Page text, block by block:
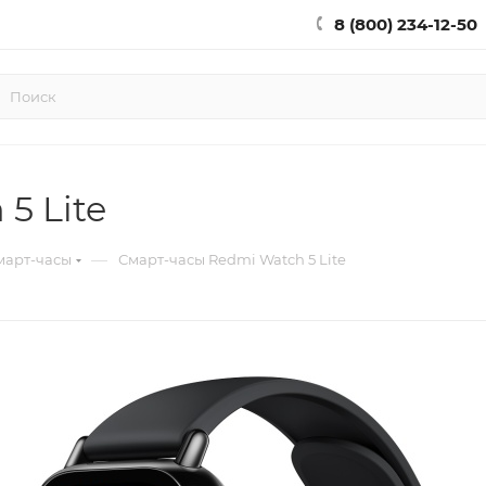
8 (800) 234-12-50
5 Lite
часы — Смарт-часы Redmi Watch 5 Lite